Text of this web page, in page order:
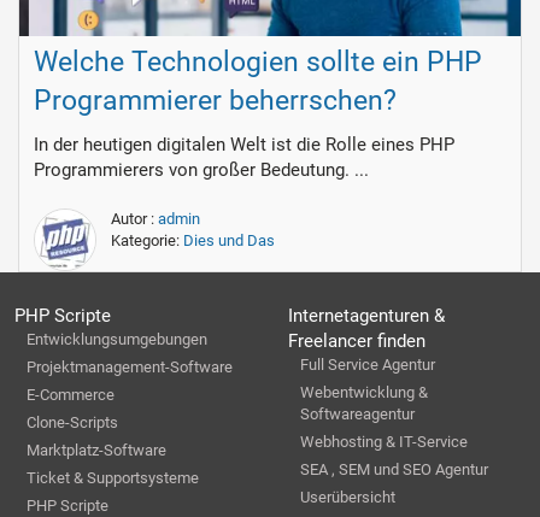
Welche Technologien sollte ein PHP
Programmierer beherrschen?
In der heutigen digitalen Welt ist die Rolle eines PHP
Programmierers von großer Bedeutung. ...
Autor : admin
Kategorie: Dies und Das
PHP Scripte
Entwicklungsumgebungen
Projektmanagement-Software
E-Commerce
Clone-Scripts
Marktplatz-Software
Ticket & Supportsysteme
PHP Scripte
Internetagenturen &
Freelancer finden
Full Service Agentur
Webentwicklung &
Softwareagentur
Webhosting & IT-Service
SEA , SEM und SEO Agentur
Userübersicht